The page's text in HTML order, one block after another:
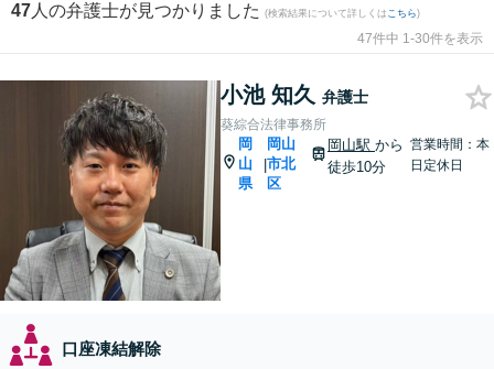
47 人の弁護士が見つかりました (検索結果について詳しくは こちら)
47件中 1-30件を表示
小池 知久 弁護士
葵綜合法律事務所
岡
山
県
|
岡山
市北
区
岡山駅 から
徒歩10分
営業時間：本
日定休日
口座凍結解除